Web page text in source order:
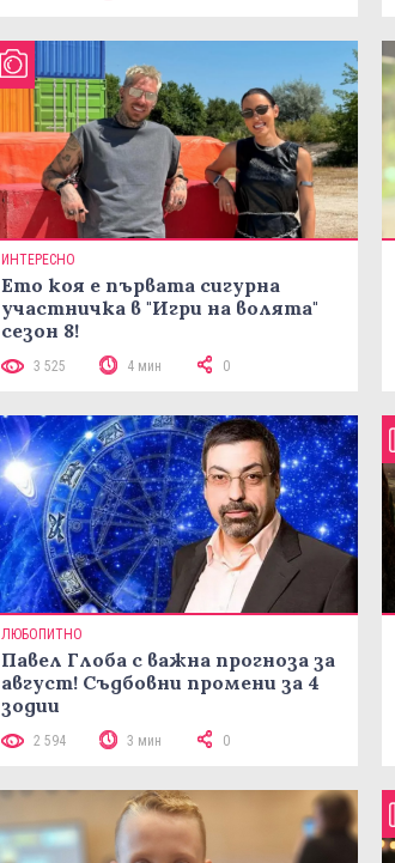
ИНТЕРЕСНО
Ето коя е първата сигурна
участничка в "Игри на волята"
сезон 8!
3 525 4 мин 0
ЛЮБОПИТНО
Павел Глоба с важна прогноза за
август! Съдбовни промени за 4
зодии
2 594 3 мин 0